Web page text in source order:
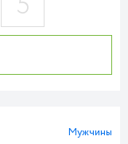
Мужчины